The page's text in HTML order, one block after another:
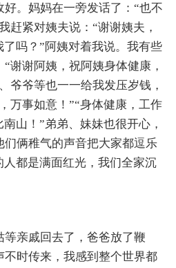
。妈妈在一旁发话了：“也不
赶紧对姨夫说：“谢谢姨夫，
吗？”阿姨对着我说。我有些
谢谢阿姨，祝阿姨身体健康，
爷爷等也一一给我发压岁钱，
万事如意！”“身体健康，工作
山！”弟弟、妹妹也很开心，
们俩稚气的声音把大家都逗乐
人都是满面红光，我们全家沉
等亲戚回去了，爸爸放了鞭
时传来，我感到整个世界都